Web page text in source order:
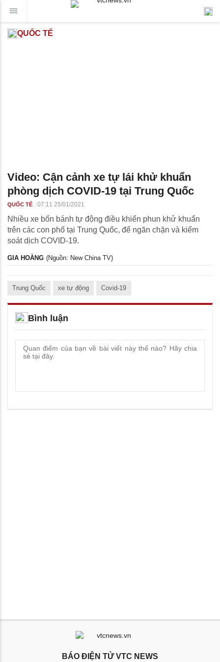
QUỐC TẾ
Video: Cận cảnh xe tự lái khử khuẩn
phòng dịch COVID-19 tại Trung Quốc
QUỐC TẾ 07:11 25/01/2021
Nhiều xe bốn bánh tự động điều khiển phun khử khuẩn
trên các con phố tại Trung Quốc, để ngăn chặn và kiểm
soát dịch COVID-19.
GIA HOÀNG (Nguồn: New China TV)
Trung Quốc xe tự động Covid-19
Bình luận
BÁO ĐIỆN TỬ VTC NEWS